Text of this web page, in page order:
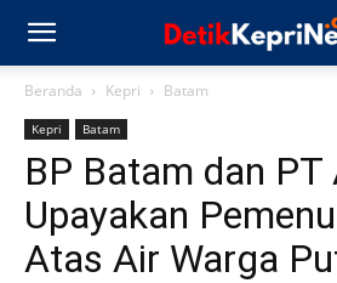
Beranda Kepri Batam
Kepri Batam
BP Batam dan PT
Upayakan
Atas Air Warga